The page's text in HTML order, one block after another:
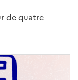
de quatre